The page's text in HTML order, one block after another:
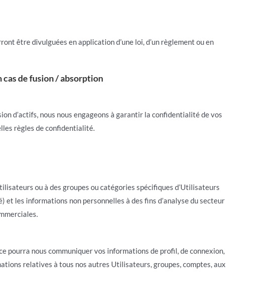
être divulguées en application d’une loi, d’un règlement ou en
de fusion / absorption
d’actifs, nous nous engageons à garantir la confidentialité de vos
règles de confidentialité.
ou à des groupes ou catégories spécifiques d’Utilisateurs
les informations non personnelles à des fins d’analyse du secteur
pourra nous communiquer vos informations de profil, de connexion,
relatives à tous nos autres Utilisateurs, groupes, comptes, aux